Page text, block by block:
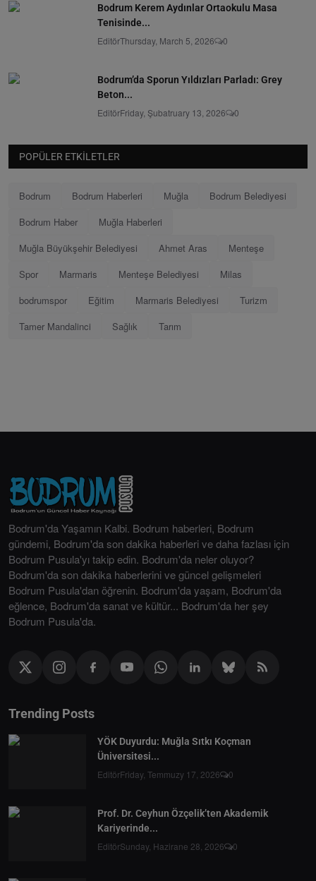
Bodrum Kerem Aydınlar Ortaokulu Masa
Tenisinde...
EditörThursday, March 5, 2026 0
Bodrum’da Sporun Yıldızları Parladı: Grey
Beton...
EditörFriday, Şubatruary 13, 2026 0
POPÜLER ETKILETLER
Bodrum Bodrum Haberleri Muğla
Bodrum Belediyesi
Bodrum Haber
Muğla Haberleri
Muğla Büyükşehir Belediyesi
Ahmet Aras
Menteşe
Spor
Marmaris Menteşe Belediyesi
Milas
bodrumspor
Eğitim Marmaris Belediyesi
Turizm
Tamer Mandalinci
Sağlık Tarım
Bodrum'da Yaşamın Kalbi. Bodrum haberleri, Bodrum
gündemi, Bodrum'da son dakika haberleri ve daha fazlası için
Bodrum Pusula'yı takip edin. Bodrum'da neler oluyor?
Bodrum'da son dakika haberlerini ve güncel gelişmeleri
Bodrum Pusula'dan öğrenin. Bodrum'da yaşam, Bodrum'da
eğlence, Bodrum'da sanat ve kültür... Bodrum'da her şey
Bodrum Pusula'da.
Trending Posts
YÖK Duyurdu: Muğla Sıtkı Koçman
Üniversitesi...
EditörFriday, Temmuzy 17, 2026 0
Prof. Dr. Ceyhun Özçelik’ten Akademik
Kariyerinde...
EditörSunday, Hazirane 28, 2026 0